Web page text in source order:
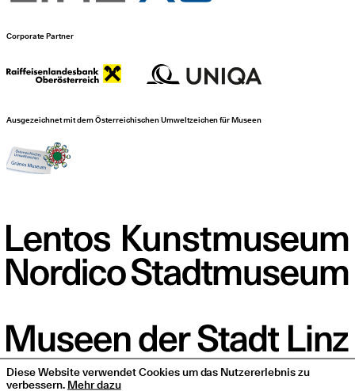
Corporate Partner
Ausgezeichnet mit dem Österreichischen Umweltzeichen für Museen
Diese Website verwendet Cookies um das Nutzererlebnis zu
verbessern.Mehr dazu